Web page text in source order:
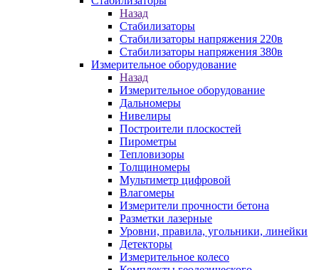
Назад
Стабилизаторы
Стабилизаторы напряжения 220в
Стабилизаторы напряжения 380в
Измерительное оборудование
Назад
Измерительное оборудование
Дальномеры
Нивелиры
Построители плоскостей
Пирометры
Тепловизоры
Толщиномеры
Мультиметр цифровой
Влагомеры
Измерители прочности бетона
Разметки лазерные
Уровни, правила, угольники, линейки
Детекторы
Измерительное колесо